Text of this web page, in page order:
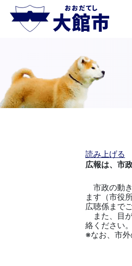
読み上げる
広報は、市
市政の動
ます（市役
広聴係まで
また、目
絡ください。
※なお、市